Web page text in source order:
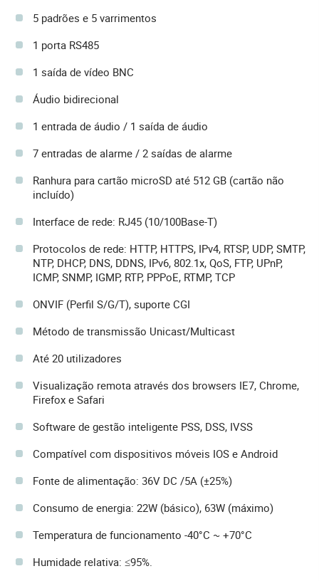
5 padrões e 5 varrimentos
1 porta RS485
1 saída de vídeo BNC
Áudio bidirecional
1 entrada de áudio / 1 saída de áudio
7 entradas de alarme / 2 saídas de alarme
Ranhura para cartão microSD até 512 GB (cartão não
incluído)
Interface de rede: RJ45 (10/100Base-T)
Protocolos de rede: HTTP, HTTPS, IPv4, RTSP, UDP, SMTP,
NTP, DHCP, DNS, DDNS, IPv6, 802.1x, QoS, FTP, UPnP,
ICMP, SNMP, IGMP, RTP, PPPoE, RTMP, TCP
ONVIF (Perfil S/G/T), suporte CGI
Método de transmissão Unicast/Multicast
Até 20 utilizadores
Visualização remota através dos browsers IE7, Chrome,
Firefox e Safari
Software de gestão inteligente PSS, DSS, IVSS
Compatível com dispositivos móveis IOS e Android
Fonte de alimentação: 36V DC /5A (±25%)
Consumo de energia: 22W (básico), 63W (máximo)
Temperatura de funcionamento -40°C ~ +70°C
Humidade relativa: ≤95%.